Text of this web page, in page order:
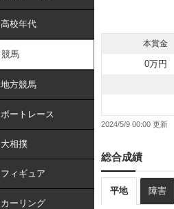
高校年代
競馬
地方競馬
ボートレース
大相撲
フィギュア
カーリング
本賞金
0万円
2024/5/9 00:00
総合成績
平地 障害